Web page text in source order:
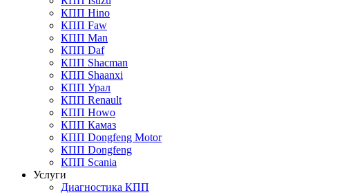
КПП Hino
КПП Faw
КПП Man
КПП Daf
КПП Shacman
КПП Shaanxi
КПП Урал
КПП Renault
КПП Howo
КПП Камаз
КПП Dongfeng Motor
КПП Dongfeng
КПП Scania
Услуги
Диагностика КПП